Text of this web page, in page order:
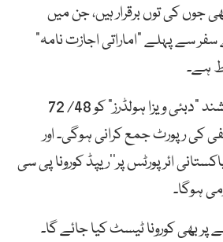
جوں کی توں برقرار ہیں، جن میں
سے پہلے “اماراتی اجازت نامہ”
ہے۔
دبئی آنے والے خواہمشند “دبئی ویزا ہولڈرز” کو 48/ 72
کی رپورٹ جمع کرانی ہوگی۔ اور
ائرپورٹس پر’’ریپڈ کورونا پی سی
ہوگا۔
پر بھی کورونا ٹیسٹ کیا جائے گا۔